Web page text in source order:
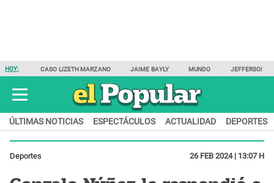
HOY: CASO LIZETH MARZANO JAIME BAYLY MUNDO JEFFERSON
ÚLTIMAS NOTICIAS ESPECTÁCULOS ACTUALIDAD DEPORTES
Deportes 26 FEB 2024 | 13:07 H